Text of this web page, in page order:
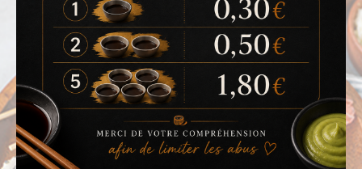
VOTRE COMPTE
NOTRE RESTAURANT
VOS AVIS
MENTIONS LÉGALES
C.G.V